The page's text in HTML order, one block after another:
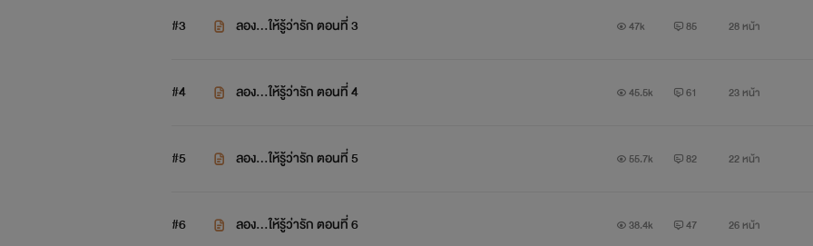
#3 ลอง...ให้รู้ว่ารัก ตอนที่ 3 47k 85 28 หน้า
#4 ลอง...ให้รู้ว่ารัก ตอนที่ 4 45.5k 61 23 หน้า
#5 ลอง...ให้รู้ว่ารัก ตอนที่ 5 55.7k 82 22 หน้า
#6 ลอง...ให้รู้ว่ารัก ตอนที่ 6 38.4k 47 26 หน้า